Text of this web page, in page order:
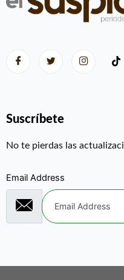
Suscríbete
No te pierdas las
Email Address